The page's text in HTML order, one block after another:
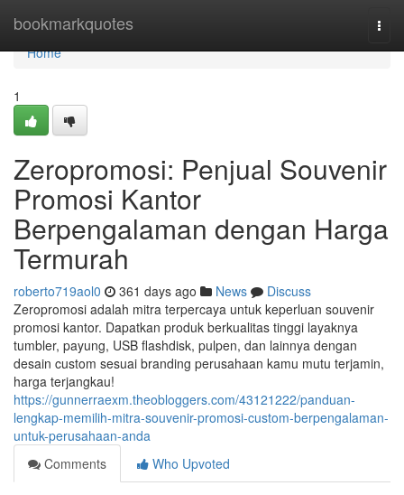
bookmarkquotes
Home
Home
1
Zeropromosi: Penjual Souvenir
Promosi Kantor
Berpengalaman dengan Harga
Termurah
roberto719aol0 361 days ago News
Discuss
Zeropromosi adalah mitra terpercaya untuk keperluan souvenir
promosi kantor. Dapatkan produk berkualitas tinggi layaknya
tumbler, payung, USB flashdisk, pulpen, dan lainnya dengan
desain custom sesuai branding perusahaan kamu mutu terjamin,
harga terjangkau!
https://gunnerraexm.theobloggers.com/43121222/panduan-
lengkap-memilih-mitra-souvenir-promosi-custom-berpengalaman-
untuk-perusahaan-anda
Comments
Who Upvoted